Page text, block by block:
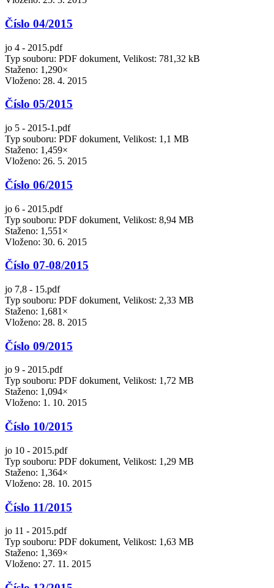
Číslo 04/2015
jo 4 - 2015.pdf
Typ souboru: PDF dokument, Velikost: 781,32 kB
Staženo: 1,290×
Vloženo: 28. 4. 2015
Číslo 05/2015
jo 5 - 2015-1.pdf
Typ souboru: PDF dokument, Velikost: 1,1 MB
Staženo: 1,459×
Vloženo: 26. 5. 2015
Číslo 06/2015
jo 6 - 2015.pdf
Typ souboru: PDF dokument, Velikost: 8,94 MB
Staženo: 1,551×
Vloženo: 30. 6. 2015
Číslo 07-08/2015
jo 7,8 - 15.pdf
Typ souboru: PDF dokument, Velikost: 2,33 MB
Staženo: 1,681×
Vloženo: 28. 8. 2015
Číslo 09/2015
jo 9 - 2015.pdf
Typ souboru: PDF dokument, Velikost: 1,72 MB
Staženo: 1,094×
Vloženo: 1. 10. 2015
Číslo 10/2015
jo 10 - 2015.pdf
Typ souboru: PDF dokument, Velikost: 1,29 MB
Staženo: 1,364×
Vloženo: 28. 10. 2015
Číslo 11/2015
jo 11 - 2015.pdf
Typ souboru: PDF dokument, Velikost: 1,63 MB
Staženo: 1,369×
Vloženo: 27. 11. 2015